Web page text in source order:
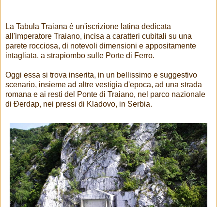
La Tabula Traiana è un'iscrizione latina dedicata
all'imperatore Traiano, incisa a caratteri cubitali su una
parete rocciosa, di notevoli dimensioni e appositamente
intagliata, a strapiombo sulle Porte di Ferro.
Oggi essa si trova inserita, in un bellissimo e suggestivo
scenario, insieme ad altre vestigia d'epoca, ad una strada
romana e ai resti del Ponte di Traiano, nel parco nazionale
di Đerdap, nei pressi di Kladovo, in Serbia.